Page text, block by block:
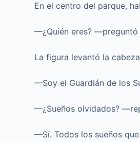
En el centro del parque,
—¿Quién eres? —preguntó
La figura levantó la
—Soy el Guardián de los
—¿Sueños olvidados?
—Sí. Todos los sueños